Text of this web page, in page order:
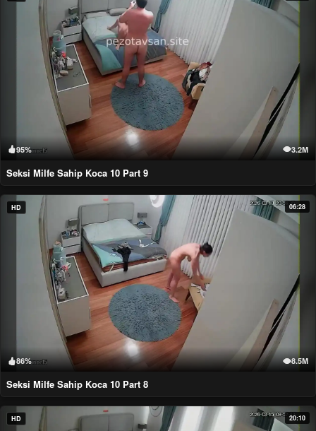
95% 3.2M
Seksi Milfe Sahip Koca 10 Part 9
HD 06:28
86% 8.5M
Seksi Milfe Sahip Koca 10 Part 8
HD 20:10